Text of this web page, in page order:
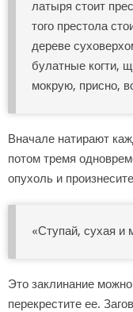
латыря стоит
того престола
дереве
булатные когти,
мокрую, присно,
Вначале натирают
потом тремя
опухоль и
«Ступай, сухая и
Это заклинание
перекрестите ее.